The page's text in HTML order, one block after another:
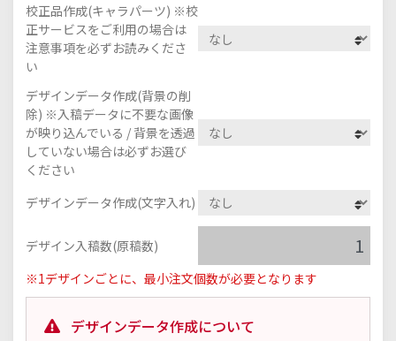
校正品作成(キャラパーツ) ※校
正サービスをご利用の場合は
注意事項を必ずお読みくださ
い
デザインデータ作成(背景の削
除) ※入稿データに不要な画像
が映り込んでいる / 背景を透過
していない場合は必ずお選び
ください
デザインデータ作成(文字入れ)
デザイン入稿数(原稿数)
※1デザインごとに、最小注文個数が必要となります
デザインデータ作成について